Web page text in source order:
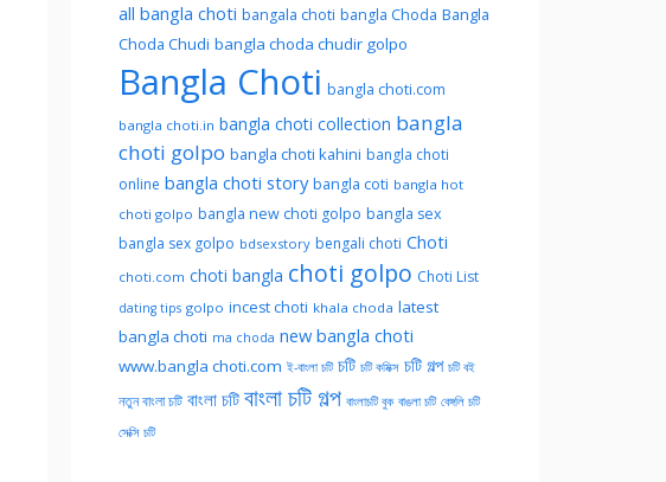
all bangla choti bangala choti bangla Choda Bangla
Choda Chudi bangla choda chudir golpo
Bangla Choti bangla choti.com
bangla choti.in bangla choti collection bangla
choti golpo bangla choti kahini bangla choti
online bangla choti story bangla coti bangla hot
choti golpo bangla new choti golpo bangla sex
bangla sex golpo bdsexstory bengali choti Choti
choti.com choti bangla choti golpo Choti List
dating tips golpo incest choti khala choda latest
bangla choti ma choda new bangla choti
www.bangla choti.com ই-বাংলা চটি চটি চটি কমিক্স চটি গল্প চটি বই
নতুন বাংলা চটি বাংলা চটি বাংলা চটি গল্প বাংলাচটি বুক বাঙলা চটি বেঙ্গলি চটি
সেক্সি চটি